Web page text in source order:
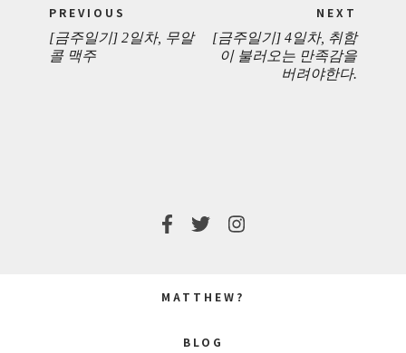
navigation
PREVIOUS
PREVIOUS
[금주일기] 2일차, 무알
콜 맥주
NEXT
[금주일기] 4일차, 취함
이 불러오는 만족감을
버려야한다.
MATTHEW?
BLOG